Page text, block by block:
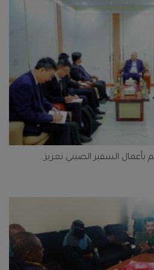
السفير الصيني تعزيز...